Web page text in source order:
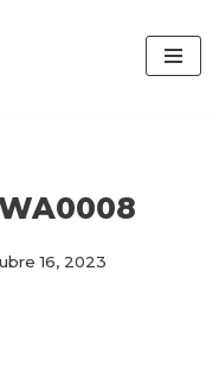
16, 2023